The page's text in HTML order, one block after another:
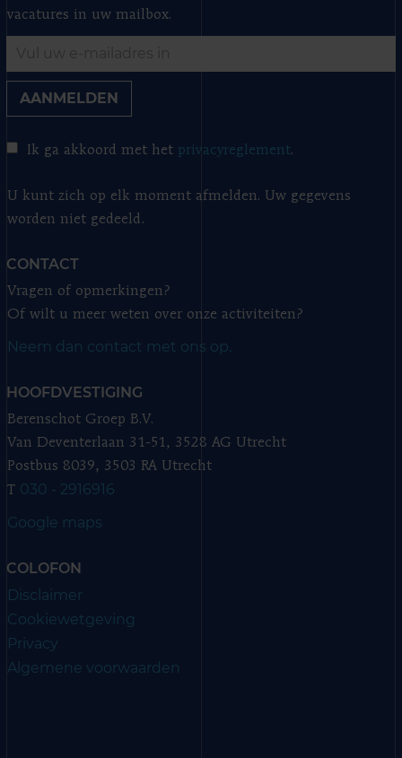
vacatures in uw mailbox.
AANMELDEN
Ik ga akkoord met het privacyreglement.
U kunt zich op elk moment afmelden. Uw gegevens
worden niet gedeeld.
CONTACT
Vragen of opmerkingen?
Of wilt u meer weten over onze activiteiten?
Neem dan contact met ons op.
HOOFDVESTIGING
Berenschot Groep B.V.
Van Deventerlaan 31-51, 3528 AG Utrecht
Postbus 8039, 3503 RA Utrecht
T 030 - 2916916
Google maps
COLOFON
Disclaimer
Cookiewetgeving
Privacy
Algemene voorwaarden